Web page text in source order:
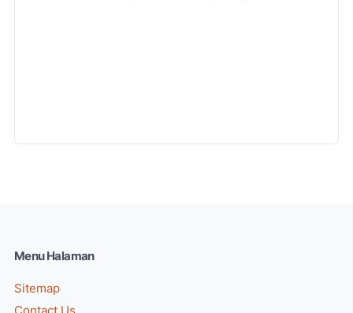
Menu Halaman
Sitemap